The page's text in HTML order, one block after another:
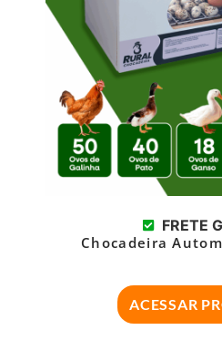
FRETE
Chocadeira
ACESSAR